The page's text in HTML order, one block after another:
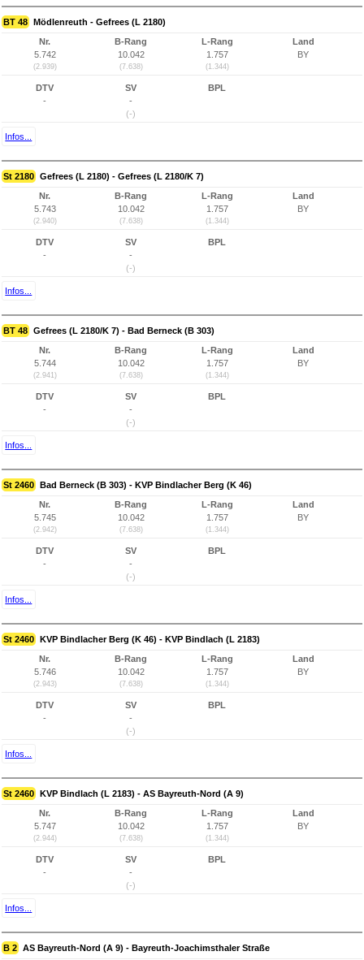
BT 48 Mödlenreuth - Gefrees (L 2180)
Nr.
5.742
(2.939)
B-Rang
10.042
(7.638)
L-Rang
1.757
(1.344)
Land
BY
DTV
-
SV
-
(-)
BPL
Infos...
St 2180 Gefrees (L 2180) - Gefrees (L 2180/K 7)
Nr.
5.743
(2.940)
B-Rang
10.042
(7.638)
L-Rang
1.757
(1.344)
Land
BY
DTV
-
SV
-
(-)
BPL
Infos...
BT 48 Gefrees (L 2180/K 7) - Bad Berneck (B 303)
Nr.
5.744
(2.941)
B-Rang
10.042
(7.638)
L-Rang
1.757
(1.344)
Land
BY
DTV
-
SV
-
(-)
BPL
Infos...
St 2460 Bad Berneck (B 303) - KVP Bindlacher Berg (K 46)
Nr.
5.745
(2.942)
B-Rang
10.042
(7.638)
L-Rang
1.757
(1.344)
Land
BY
DTV
-
SV
-
(-)
BPL
Infos...
St 2460 KVP Bindlacher Berg (K 46) - KVP Bindlach (L 2183)
Nr.
5.746
(2.943)
B-Rang
10.042
(7.638)
L-Rang
1.757
(1.344)
Land
BY
DTV
-
SV
-
(-)
BPL
Infos...
St 2460 KVP Bindlach (L 2183) - AS Bayreuth-Nord (A 9)
Nr.
5.747
(2.944)
B-Rang
10.042
(7.638)
L-Rang
1.757
(1.344)
Land
BY
DTV
-
SV
-
(-)
BPL
Infos...
B 2 AS Bayreuth-Nord (A 9) - Bayreuth-Joachimsthaler Straße